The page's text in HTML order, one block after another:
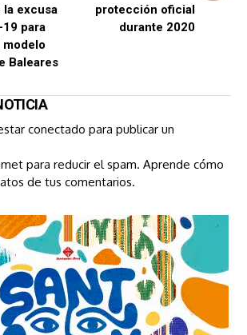
la excusa
19 para
modelo
Baleares
protección oficial
durante 2020
conectado para publicar un
para reducir el spam. Aprende cómo
de tus comentarios.